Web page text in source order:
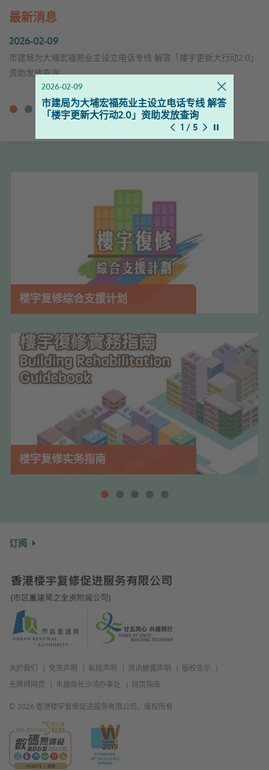
最新消息
2026-02-09
市建局为大埔宏福苑业主设立电话专线 解答「楼宇更新大行动2.0」
资助发放查询
暂停幻灯片
楼宇复修综合支援计划
楼宇复修实务指南
订阅
关於我们 免责声明 私隐声明 资讯披露声明
版权告示
无障碍网页
市建局长沙湾办事处 网页指南
© 2026 香港楼宇复修促进服务有限公司，版权所有
2026-02-09
市建局为大埔宏福苑业主设立电话专线 解答
「楼宇更新大行动2.0」资助发放查询
2025-11-18
新影片上架 - 楼宇保养之道
2025-10-13
服务升级！楼宇复修资源中心延长开放时间
[周一至周日]
2025-09-30
「楼宇复修公司资料库搜寻器」现已於2025
年9月更新
2025-08-20
更改「招标妥」标书收集及开标场地